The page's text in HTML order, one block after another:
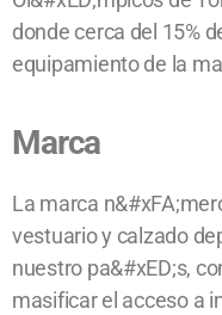
donde cerca del 15%
equipamiento de la
Marca
La marca
vestuario y calzado
nuestro pa&#xED;s,
masificar el acceso a